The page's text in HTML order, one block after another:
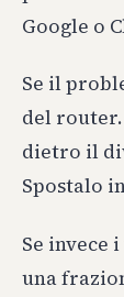
Google o
Se il
del router.
dietro il
Spostalo
Se invece
una